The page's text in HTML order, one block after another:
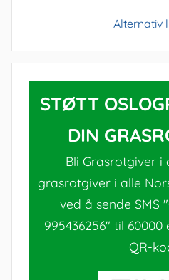
Alternativ
STØTT
DIN
Bli Grasrotgiver i
grasrotgiver i alle
ved å sende SMS
995436256" til
QR-